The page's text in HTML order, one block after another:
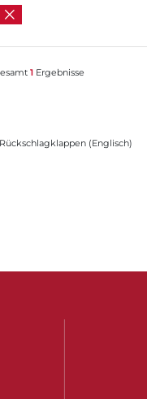
1Ergebnisse
(Englisch)